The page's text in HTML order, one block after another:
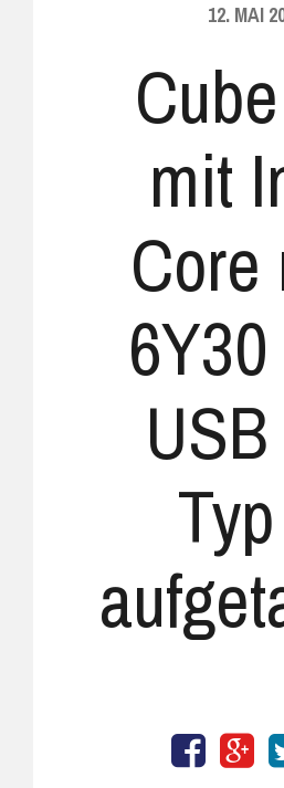
12. MAI
mit
Core